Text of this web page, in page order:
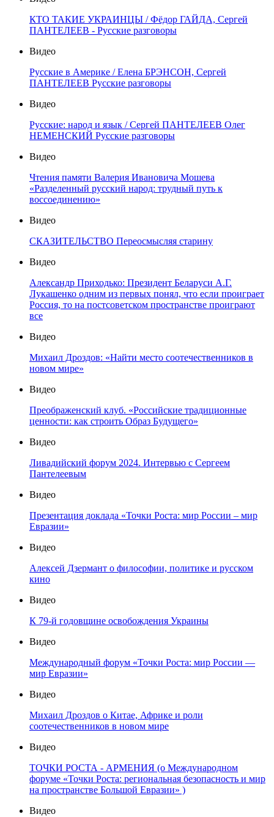
КТО ТАКИЕ УКРАИНЦЫ / Фёдор ГАЙДА, Сергей
ПАНТЕЛЕЕВ - Русские разговоры
Видео
Русские в Америке / Елена БРЭНСОН, Сергей
ПАНТЕЛЕЕВ Русские разговоры
Видео
Русские: народ и язык / Сергей ПАНТЕЛЕЕВ Олег
НЕМЕНСКИЙ Русские разговоры
Видео
Чтения памяти Валерия Ивановича Мошева
«Разделенный русский народ: трудный путь к
воссоединению»
Видео
СКАЗИТЕЛЬСТВО Переосмысляя старину
Видео
Александр Приходько: Президент Беларуси А.Г.
Лукашенко одним из первых понял, что если проиграет
Россия, то на постсоветском пространстве проиграют
все
Видео
Михаил Дроздов: «Найти место соотечественников в
новом мире»
Видео
Преображенский клуб. «Российские традиционные
ценности: как строить Образ Будущего»
Видео
Ливадийский форум 2024. Интервью с Сергеем
Пантелеевым
Видео
Презентация доклада «Точки Роста: мир России – мир
Евразии»
Видео
Алексей Дзермант о философии, политике и русском
кино
Видео
К 79-й годовщине освобождения Украины
Видео
Международный форум «Точки Роста: мир России —
мир Евразии»
Видео
Михаил Дроздов о Китае, Африке и роли
соотечественников в новом мире
Видео
ТОЧКИ РОСТА - АРМЕНИЯ (о Международном
форуме «Точки Роста: региональная безопасность и мир
на пространстве Большой Евразии» )
Видео